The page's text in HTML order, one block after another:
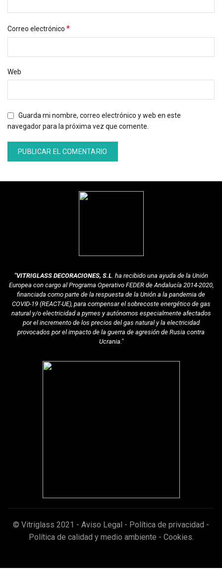
Correo electrónico *
Web
Guarda mi nombre, correo electrónico y web en este
navegador para la próxima vez que comente.
"VITRIGLASS DECORACIONES, S.L. ha recibido una ayuda de la Unión
Europea con cargo al Programa Operativo FEDER de Andalucía 2014-2020,
financiada como parte de la respuesta de la Unión a la pandemia de
COVID-19 (REACT-UE), para compensar el sobrecoste energético de gas
natural y/o electricidad a pymes y autónomos especialmente afectados
por el incremento de los precios del gas natural y la electricidad
provocados por el impacto de la guerra de agresión de Rusia contra
Ucrania."
© Vitriglass 2021 - Aviso Legal - Política de privacidad -
Política de calidad y medio ambiente - Cookies.